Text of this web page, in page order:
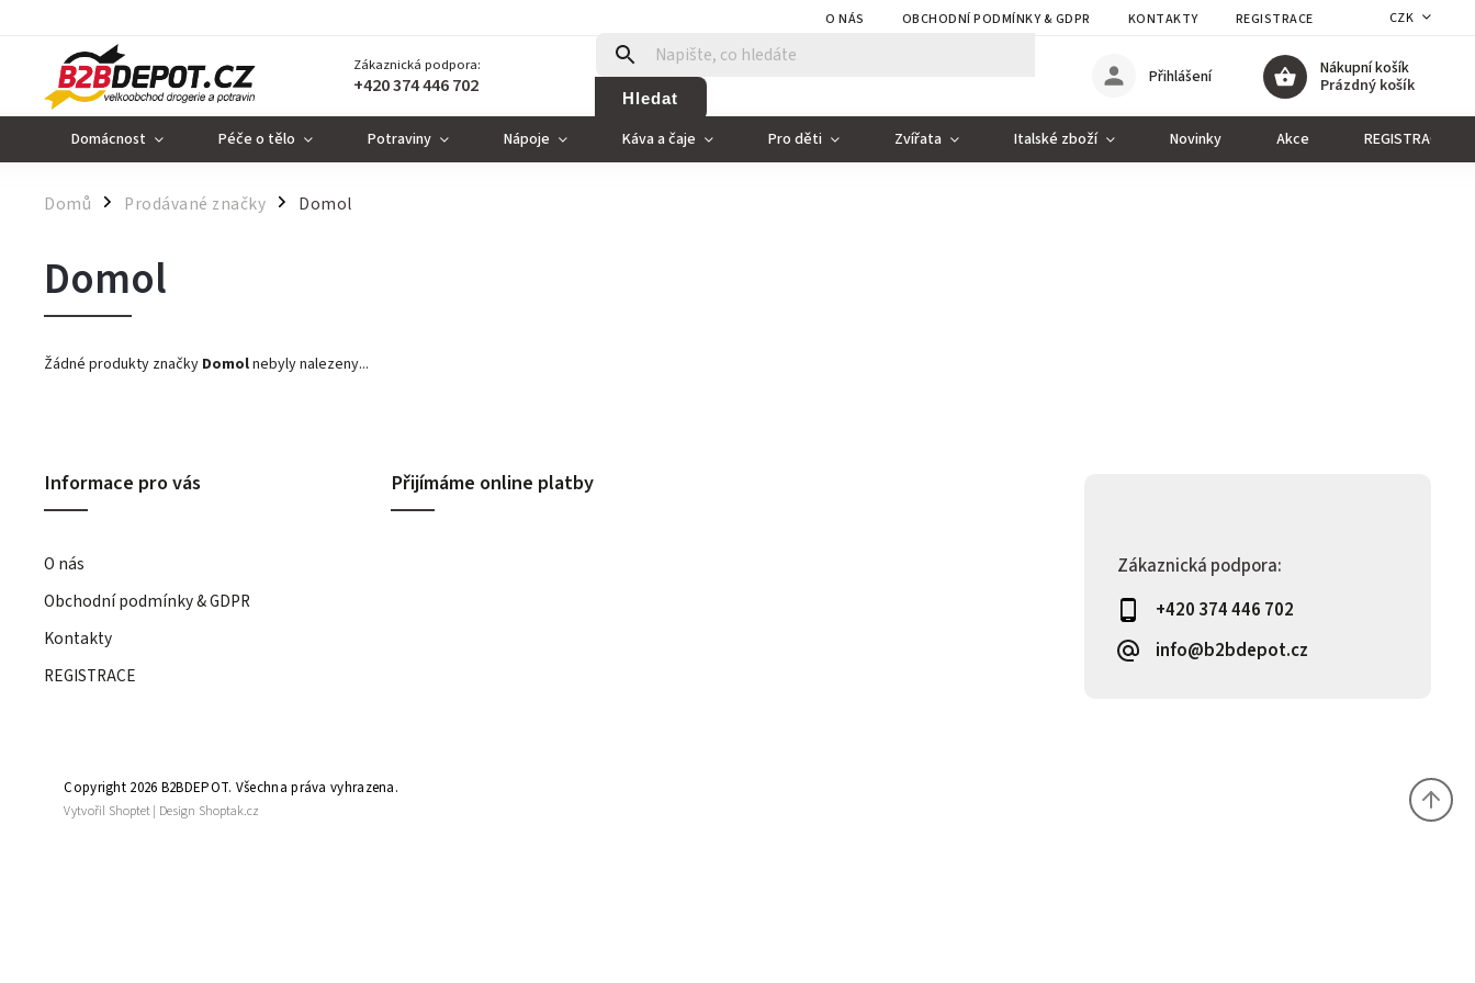
O NÁS OBCHODNÍ PODMÍNKY & GDPR KONTAKTY REGISTRACE CZK
Zákaznická podpora:
+420 374 446 702 Hledat
Nákupní košík
Prázdný košík
Přihlášení
Domácnost Péče o tělo Potraviny Nápoje Káva a čaje Pro děti Zvířata Italské zboží Novinky Akce REGISTRACE
Domů / Prodávané značky / Domol
Domol
Žádné produkty značky Domolnebyly nalezeny...
Zákaznická podpora:
+420 374 446 702
info@b2bdepot.cz
Informace pro vás
O nás
Obchodní podmínky & GDPR
Kontakty
REGISTRACE
Přijímáme online platby
Copyright 2026 B2BDEPOT. Všechna práva vyhrazena.
Vytvořil Shoptet| Design Shoptak.cz